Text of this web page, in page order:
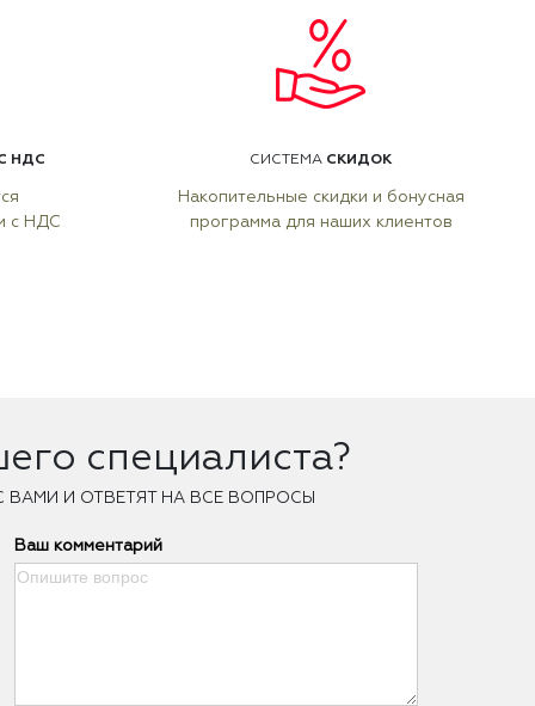
НДС
с НДС
СИСТЕМА СКИДОК
Накопительные скидки и бонусная
программа для наших клиентов
специалиста?
ВАМИ И ОТВЕТЯТ НА ВСЕ ВОПРОСЫ
Ваш комментарий